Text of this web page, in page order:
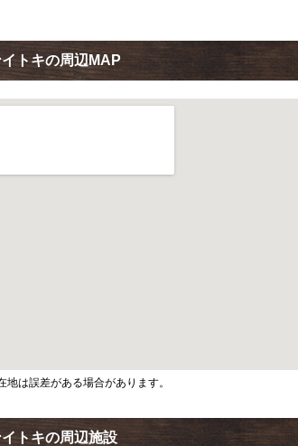
トキの周辺MAP
は誤差がある場合があります。
トキの周辺施設